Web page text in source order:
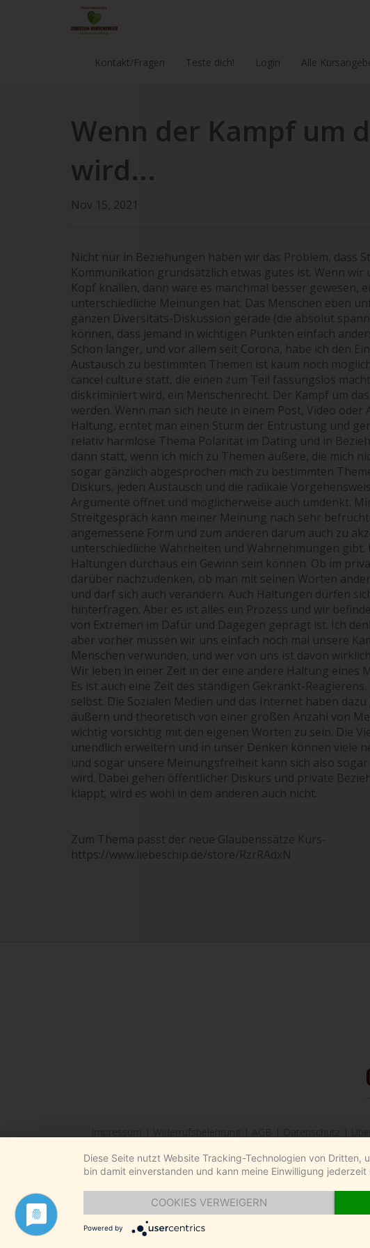
Kontakt/Fragen Teste dich! Login Alle
Wenn der Kampf um
wird...
Nov 15, 2021
Nicht nur in Beziehungen haben wir das Problem, dass
Kommunikation grundsätzlich etwas gutes ist. Wenn
Kopf knallen, dann wäre es manchmal besser gewesen,
unterschiedliche Meinungen hat. Das Menschen eben
ganzen Diversitäts-Diskussion gerade (die absolut
können, dass jemand in wichtigen Punkten einfach
Schon länger, und vor allem seit Corona, habe ich den
Austausch zu bestimmten Themen ist kaum noch
cancel culture statt, die einen zum Teil fassungslos
diskriminiert wird, ein Menschenrecht. Der Kampf um
werden. Wenn man sich heute in einem Post, Video
Haltung, erntet man einen Sturm der Entrüstung und
relativ harmlose Thema Polarität im Dating und in
dann statt, wenn ich mich zu Themen äußere, die mich
sogar gänzlich abgesprochen mich zu bestimmten
Diskurs, jeden Austausch und die radikale
Argumente öffnet und möglicherweise auch umdenkt.
Streitgespräch kann meiner Meinung nach sehr
angemessene Form und zum anderen darum auch zu
unterschiedliche Wahrheiten und Wahrnehmungen
Haltungen durchaus ein Gewinn sein können. Ob im
darüber nachzudenken, ob man mit seinen Worten
und darf sich auch verändern. Auch Haltungen dürfen
hinterfragen. Aber es ist alles ein Prozess und wir
von Extremen im Dafür und Dagegen geprägt ist. Ich
aber vorher müssen wir uns einfach noch mal unsere
Menschen verwunden, und wer von uns ist davon
Wir leben in einer Zeit in der eine andere Haltung
Es ist auch eine Zeit des ständigen Gekränkt-
selbst. Die Sozialen Medien und das Internet haben
äußern und theoretisch von einer großen Anzahl von
wichtig vorsichtig mit den eigenen Worten zu sein. Die
unendlich erweitern und in unser Denken können viele
und sogar unsere Meinungsfreiheit kann sich also
wird. Dabei gehen öffentlicher Diskurs und private
klappt, wird es wohl in dem anderen auch nicht.
Zum Thema passt der neue Glaubenssätze Kurs-
https://www.liebeschip.de/store/RzrRAdxN
Diese Seite nutzt Website Tracking-Technologien von
bin damit einverstanden und kann meine Einwilligung
COOKIES VERWEIGERN
Powered by